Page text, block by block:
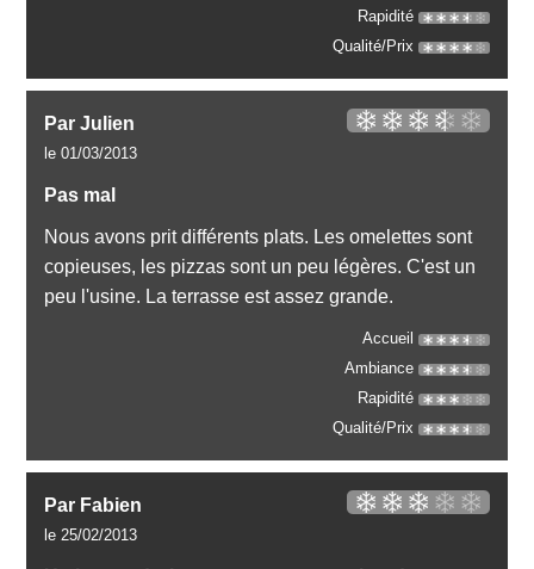
Rapidité
Qualité/Prix
Par Julien
le 01/03/2013
Pas mal
Nous avons prit différents plats. Les omelettes sont
copieuses, les pizzas sont un peu légères. C'est un
peu l'usine. La terrasse est assez grande.
Accueil
Ambiance
Rapidité
Qualité/Prix
Par Fabien
le 25/02/2013